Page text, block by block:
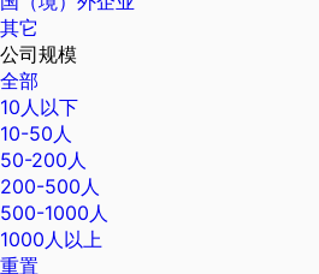
其它
公司规模
全部
10人以下
10-50人
50-200人
200-500人
500-1000人
1000人以上
重置